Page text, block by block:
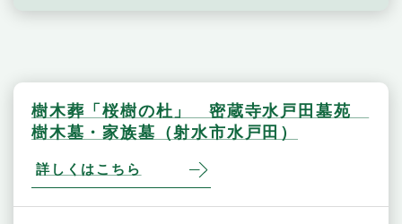
樹木葬「桜樹の杜」 密蔵寺水戸田墓苑
樹木墓・家族墓（射水市水戸田）
詳しくはこちら